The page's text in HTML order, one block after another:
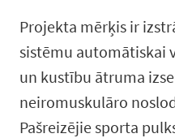
Projekta mērķis ir
sistēmu automātiskai
un kustību ātruma
neiromuskulāro
Pašreizējie sporta